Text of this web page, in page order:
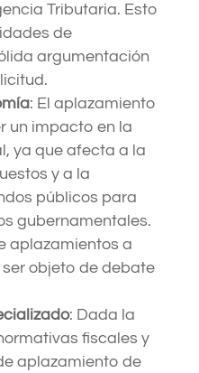
Tributaria. Esto
de
argumentación
: El aplazamiento
un impacto en la
ya que afecta a la
y a la
públicos para
gubernamentales.
aplazamientos a
objeto de debate
: Dada la
fiscales y
aplazamiento de